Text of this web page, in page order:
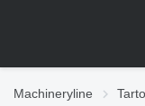
Machineryline